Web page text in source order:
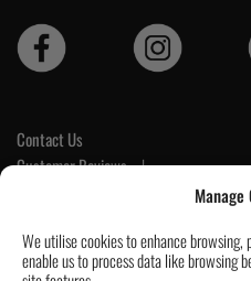
Manage
We utilise cookies to enhance browsing,
enable us to process data like browsing
Contact Us
Customer Reviews |
Help & Delivery Info
GPSR compliance